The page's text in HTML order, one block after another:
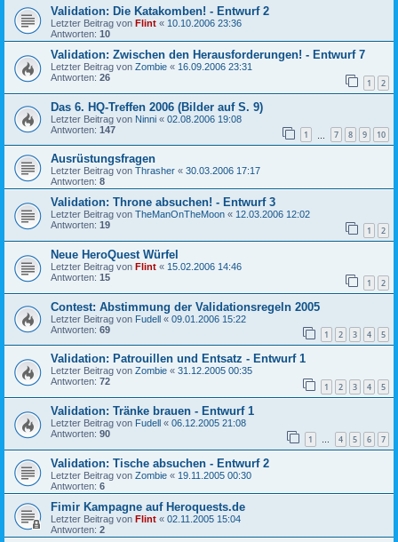
Validation: Die Katakomben! - Entwurf 2
Letzter Beitrag von Flint « 10.10.2006 23:36
Antworten: 10
Validation: Zwischen den Herausforderungen! - Entwurf 7
Letzter Beitrag von Zombie « 16.09.2006 23:31
Antworten: 26 1 2
Das 6. HQ-Treffen 2006 (Bilder auf S. 9)
Letzter Beitrag von Ninni « 02.08.2006 19:08
Antworten: 147 1 7 8 9 10
Ausrüstungsfragen
Letzter Beitrag von Thrasher « 30.03.2006 17:17
Antworten: 8
Validation: Throne absuchen! - Entwurf 3
Letzter Beitrag von TheManOnTheMoon « 12.03.2006 12:02
Antworten: 19 1 2
Neue HeroQuest Würfel
Letzter Beitrag von Flint « 15.02.2006 14:46
Antworten: 15 1 2
Contest: Abstimmung der Validationsregeln 2005
Letzter Beitrag von Fudell « 09.01.2006 15:22
Antworten: 69 1 2 3 4 5
Validation: Patrouillen und Entsatz - Entwurf 1
Letzter Beitrag von Zombie « 31.12.2005 00:35
Antworten: 72 1 2 3 4 5
Validation: Tränke brauen - Entwurf 1
Letzter Beitrag von Fudell « 06.12.2005 21:08
Antworten: 90 1 … 4 5 6 7
Validation: Tische absuchen - Entwurf 2
Letzter Beitrag von Zombie « 19.11.2005 00:30
Antworten: 6
Fimir Kampagne auf Heroquests.de
Letzter Beitrag von Flint « 02.11.2005 15:04
Antworten: 2